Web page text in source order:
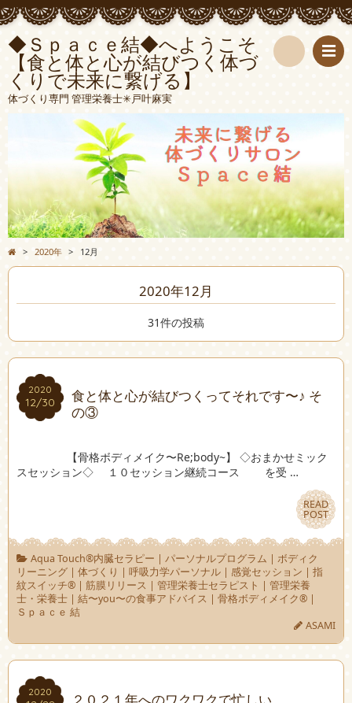
◆Ｓｐａｃｅ結◆へようこそ
【食と体と心が結びつく体づ
くりで未来に繋げる】
体づくり専門 管理栄養士✳︎戸叶麻実
索
> 2020年 > 12月
2020年12月
31件の投稿
2020
12/30
2020
12/30
食と体と心が結びつくってそれです〜♪ そ
の③
【骨格ボディメイク〜Re;body~】 ◇おまかせミック
スセッション◇ １０セッション継続コース を受 …
READ
POST
READ
POST
Aqua Touch®︎内臓セラピー | パーソナルプログラム | ボディク
リーニング | 体づくり | 呼吸力学パーソナル | 感覚セッション | 指
紋スイッチ®︎ | 筋膜リリース | 管理栄養士セラピスト | 管理栄養
士・栄養士 | 結〜you〜の食事アドバイス | 骨格ボディメイク®︎ |
Ｓｐａｃｅ 結
ASAMI
2020
2020 ２０２１年へのワクワクで忙しい